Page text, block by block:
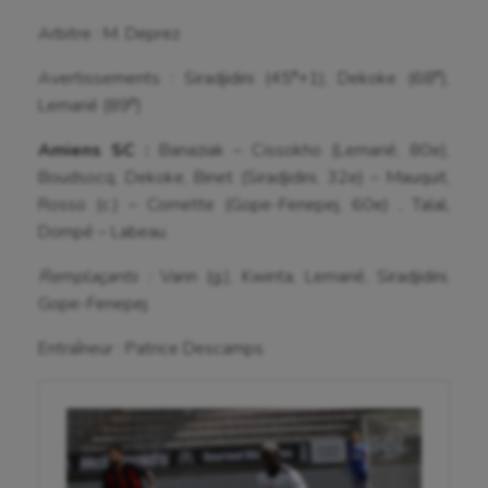
Moto
Natation
Omnisports
Parkour
Patinage artistique
Randonnée / Marche
Arbitre : M. Deprez
Avertissements : Siradjidini (45
e +1), Dekoke (68e
Lemarié (89e
Amiens SC :
Banaziak – Cissokho (Lemarié, 80e),
Boudsocq, Dekoke, Binet (Siradjidini, 32e) – Mauquit,
Rosso (c.) – Cornette (Gope-Fenepej, 60e) , Talal,
Dompé – Labeau.
Remplaçants :
Varin (g.), Kwinta, Lemarié, Siradjidini,
Gope-Fenepej.
Entraîneur : Patrice Descamps